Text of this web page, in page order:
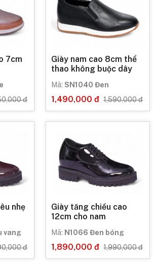
7cm
đ
Giày nam cao 8cm thể
thao không buộc dây
Mã: SN1040 Đen
1,490,000 đ 1,590,000 đ
nhẹ
vang
đ
Giày tăng chiều cao
12cm cho nam
Mã: N1066 Đen bóng
1,890,000 đ 1,990,000 đ